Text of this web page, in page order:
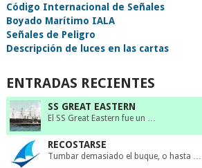
Código Internacional de Señales
Boyado Marítimo IALA
Señales de Peligro
Descripción de luces en las cartas
ENTRADAS RECIENTES
SS GREAT EASTERN
El SS Great Eastern fue un …
RECOSTARSE
Tumbar demasiado el buque, o hasta …